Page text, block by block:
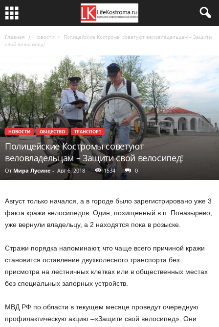
Главная Новости
Полицейские Костромы советуют веловладельцам – Защити
свой велосипед!
НОВОСТИ ОБЩЕСТВО ТРАНСПОРТ
Полицейские Костромы советуют
веловладельцам – Защити свой велосипед!
От Мира Лусине - Авг 6, 2018 1534 0
Август только начался, а в городе было зарегистрировано уже 3
факта кражи велосипедов. Один, похищенный в п. Поназырево,
уже вернули владельцу, а 2 находятся пока в розыске.
Стражи порядка напоминают, что чаще всего причиной кражи
становится оставление двухколесного транспорта без
присмотра на лестничных клетках или в общественных местах
без специальных запорных устройств.
МВД РФ по области в текущем месяце проведут очередную
профилактическую акцию –«Защити свой велосипед». Они